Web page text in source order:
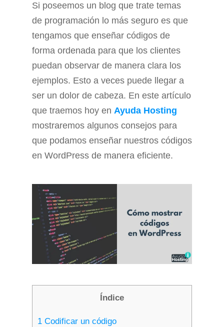
Si poseemos un blog que trate temas
de programación lo más seguro es que
tengamos que enseñar códigos de
forma ordenada para que los clientes
puedan observar de manera clara los
ejemplos. Esto a veces puede llegar a
ser un dolor de cabeza. En este artículo
que traemos hoy en Ayuda Hosting
mostraremos algunos consejos para
que podamos enseñar nuestros códigos
en WordPress de manera eficiente.
Índice
1 Codificar un código